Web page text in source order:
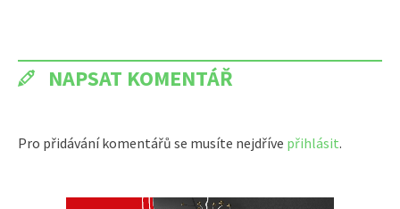
NAPSAT KOMENTÁŘ
Pro přidávání komentářů se musíte nejdříve přihlásit.